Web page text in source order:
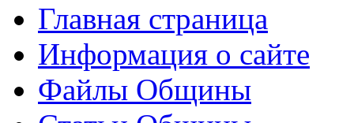
Главная страница
Информация о сайте
Файлы Общины